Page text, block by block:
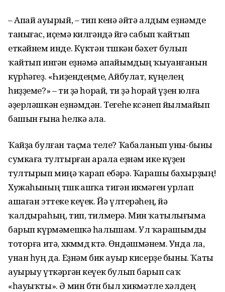
– Апай ауырый, – тип кенә әйтә алдым еҙнәмде
танығас, иҫемә килгәндә өйгә сабып ҡайтып
еткәйнем инде. Күктән төшкән бәхет булып
ҡайтып ингән еҙнәмә апайымдың ҡыуанғанын
күрһәгеҙ. «Һиҙендеңме, Айбулат, күңелең
һиҙҙеме?» – ти ҙә һорай, ти ҙә һорай үҙен юлға
әҙерләшкән еҙнәмдән. Тегеһе көсәнеп йылмайып
башын ғына һелкә ала.
Ҡайҙа булған таҫма теле? Ҡабаланып уны-быны
сумкаға тултырған арала еҙнәм ике күҙен
тултырып миңә ҡарап ебәрә. Ҡарашы бахырҙың!
Хужаһының төшкө ашҡа тигән икмәген урлап
ашаған эттеке кеүек. Йә үлтерәһең, йә
ҡалдыраһың, тип, тилмерә. Мин ҡатылығыма
барып күрмәмешкә һалышам. Ул ҡарашымды
тоторға итә, хөкөмөмдө көтә. Өндәшмәнем. Унда ла,
унан һуң да. Еҙнәм бик ауыр кисерҙе быны. Ҡаты
ауырыу үткәргән кеүек булып барып саҡ
«һауыҡты». Ә мин бөтөн был хикмәтле хәлдең